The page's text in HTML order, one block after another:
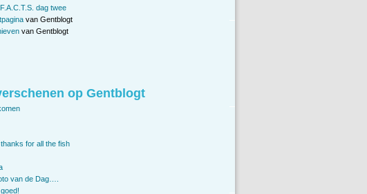
F.A.C.T.S. dag twee
van Gentblogt
van Gentblogt
op Gentblogt
for all the fish
van de Dag….